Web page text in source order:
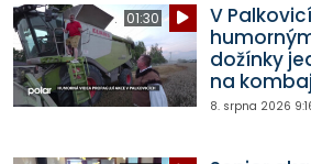
01:30
V
dožínky
na
8. srpna 2026